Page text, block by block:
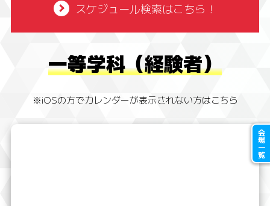
スケジュール検索はこちら！
一等学科（経験者）
※iOSの方でカレンダーが表示されない方はこちら
会場一覧